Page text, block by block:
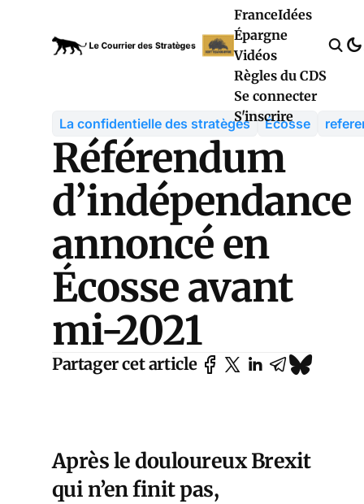
FranceIdées
Épargne
Vidéos
Règles du CDS
Se connecter
S'inscrire
La confidentielle des stratèges Écosse
Référendum
d’indépendance
annoncé en
Écosse avant
mi-2021
Partager cet article
Après le douloureux Brexit
qui n’en finit pas,